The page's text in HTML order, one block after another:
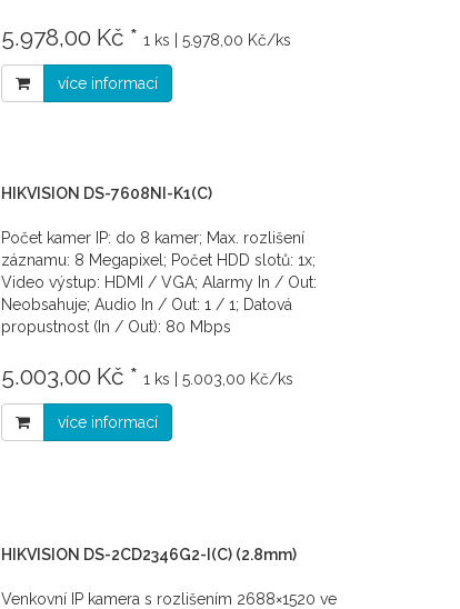
5.978,00 Kč * 1 ks | 5.978,00 Kč/ks
více informací
HIKVISION DS-7608NI-K1(C)
Počet kamer IP: do 8 kamer; Max. rozlišení
záznamu: 8 Megapixel; Počet HDD slotů: 1x;
Video výstup: HDMI / VGA; Alarmy In / Out:
Neobsahuje; Audio In / Out: 1 / 1; Datová
propustnost (In / Out): 80 Mbps
5.003,00 Kč * 1 ks | 5.003,00 Kč/ks
více informací
HIKVISION DS-2CD2346G2-I(C) (2.8mm)
Venkovní IP kamera s rozlišením 2688×1520 ve